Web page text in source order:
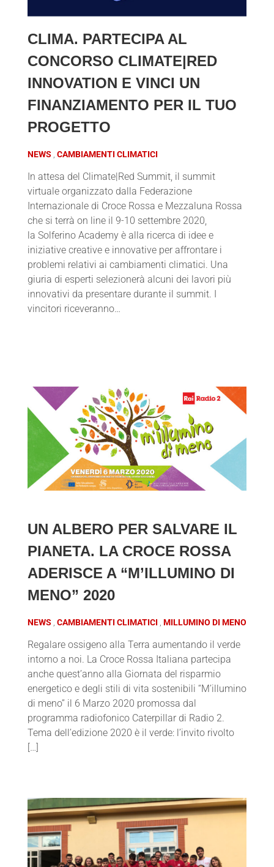
CLIMA. PARTECIPA AL
CONCORSO CLIMATE|RED
INNOVATION E VINCI UN
FINANZIAMENTO PER IL TUO
PROGETTO
NEWS CAMBIAMENTI CLIMATICI
In attesa del Climate|Red Summit, il summit
virtuale organizzato dalla Federazione
Internazionale di Croce Rossa e Mezzaluna Rossa
che si terrà on line il 9-10 settembre 2020,
la Solferino Academy è alla ricerca di idee e
iniziative creative e innovative per affrontare i
problemi relativi ai cambiamenti climatici. Una
giuria di esperti selezionerà alcuni dei lavori più
innovativi da presentare durante il summit. I
vincitori riceveranno…
UN ALBERO PER SALVARE IL
PIANETA. LA CROCE ROSSA
ADERISCE A “M’ILLUMINO DI
MENO” 2020
NEWS CAMBIAMENTI CLIMATICI MILLUMINO DI MENO
Regalare ossigeno alla Terra aumentando il verde
intorno a noi. La Croce Rossa Italiana partecipa
anche quest’anno alla Giornata del risparmio
energetico e degli stili di vita sostenibili “M’illumino
di meno” il 6 Marzo 2020 promossa dal
programma radiofonico Caterpillar di Radio 2.
Tema dell’edizione 2020 è il verde: l’invito rivolto
[…]